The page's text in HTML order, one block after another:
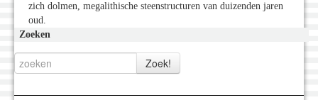
zich dolmen, megalithische steenstructuren van duizenden jaren
oud.
Zoeken